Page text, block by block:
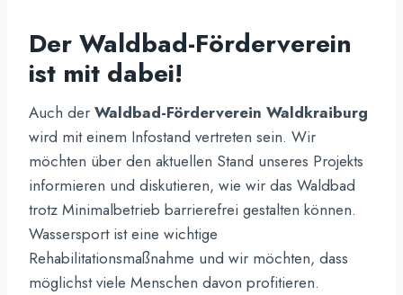
Der Waldbad-Förderverein
ist mit dabei!
Auch der Waldbad-Förderverein Waldkraiburg
wird mit einem Infostand vertreten sein. Wir
möchten über den aktuellen Stand unseres Projekts
informieren und diskutieren, wie wir das Waldbad
trotz Minimalbetrieb barrierefrei gestalten können.
Wassersport ist eine wichtige
Rehabilitationsmaßnahme und wir möchten, dass
möglichst viele Menschen davon profitieren.